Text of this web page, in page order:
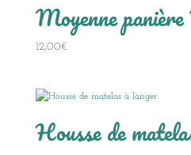
Moyenne
12,00€
Housse de